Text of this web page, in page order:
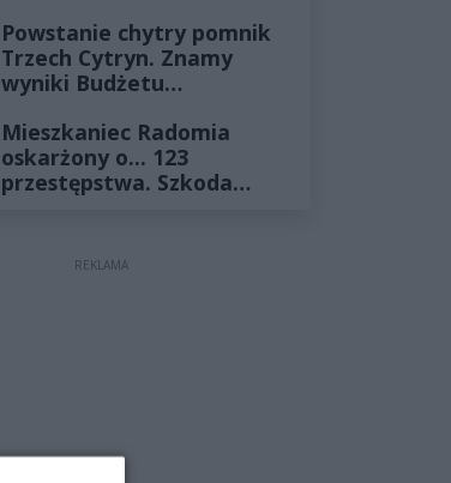
Powstanie chytry pomnik
Trzech Cytryn. Znamy
wyniki Budżetu
Mieszkaniec Radomia
oskarżony o... 123
przestępstwa. Szkoda
REKLAMA